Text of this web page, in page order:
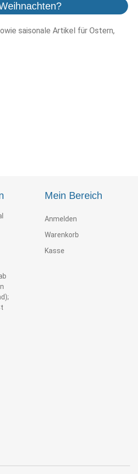
saisonale Artikel für Ostern,
Mein Bereich
Anmelden
Warenkorb
Kasse